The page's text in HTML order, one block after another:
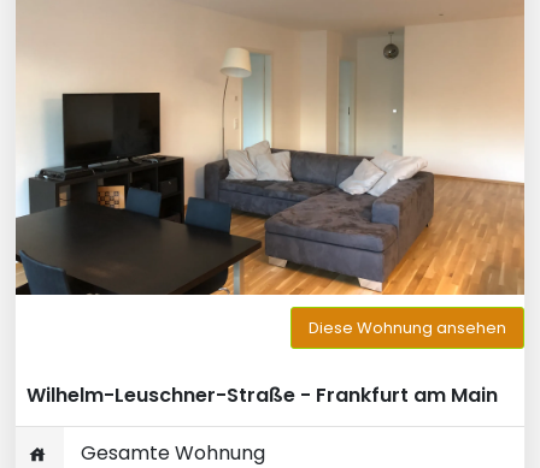
Diese Wohnung ansehen
Wilhelm-Leuschner-Straße - Frankfurt am Main
Gesamte Wohnung